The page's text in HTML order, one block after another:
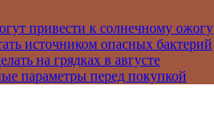
привести к солнечному ожогу
источником опасных бактерий
на грядках в августе
параметры перед покупкой